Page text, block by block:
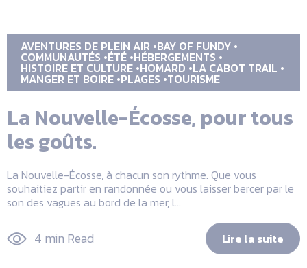
AVENTURES DE PLEIN AIR BAY OF FUNDY
COMMUNAUTÉS ÉTÉ HÉBERGEMENTS
HISTOIRE ET CULTURE HOMARD LA CABOT TRAIL
MANGER ET BOIRE PLAGES TOURISME
La Nouvelle-Écosse, pour tous
les goûts.
La Nouvelle-Écosse, à chacun son rythme. Que vous
souhaitiez partir en randonnée ou vous laisser bercer par le
son des vagues au bord de la mer, l...
4 min Read Lire la suite